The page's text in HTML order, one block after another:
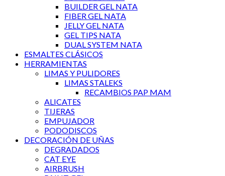
BUILDER GEL NATA
FIBER GEL NATA
JELLY GEL NATA
GEL TIPS NATA
DUAL SYSTEM NATA
ESMALTES CLÁSICOS
HERRAMIENTAS
LIMAS Y PULIDORES
LIMAS STALEKS
RECAMBIOS PAP MAM
ALICATES
TIJERAS
EMPUJADOR
PODODISCOS
DECORACIÓN DE UÑAS
DEGRADADOS
CAT EYE
AIRBRUSH